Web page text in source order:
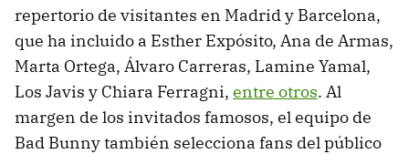
repertorio de visitantes en Madrid y Barcelona,
que ha incluido a Esther Expósito, Ana de Armas,
Marta Ortega, Álvaro Carreras, Lamine Yamal,
Los Javis y Chiara Ferragni, entre otros. Al
margen de los invitados famosos, el equipo de
Bad Bunny también selecciona fans del público